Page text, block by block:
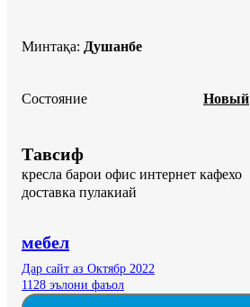
Минтақа: Душанбе
Состояние Новый
Тавсиф
кресла барои офис интернет кафехо
доставка пулакиай
мебел
Дар сайт аз Октябр 2022
1128 эълони фаъол